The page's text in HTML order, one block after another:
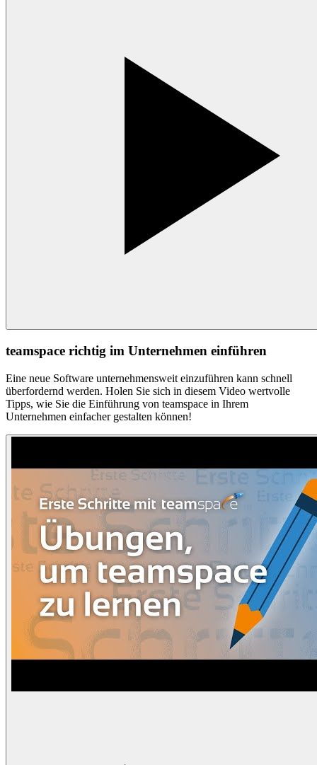
teamspace richtig im Unternehmen einführen
Eine neue Software unternehmensweit einzuführen kann schnell
überfordernd werden. Holen Sie sich in diesem Video wertvolle
Tipps, wie Sie die Einführung von teamspace in Ihrem
Unternehmen einfacher gestalten können!